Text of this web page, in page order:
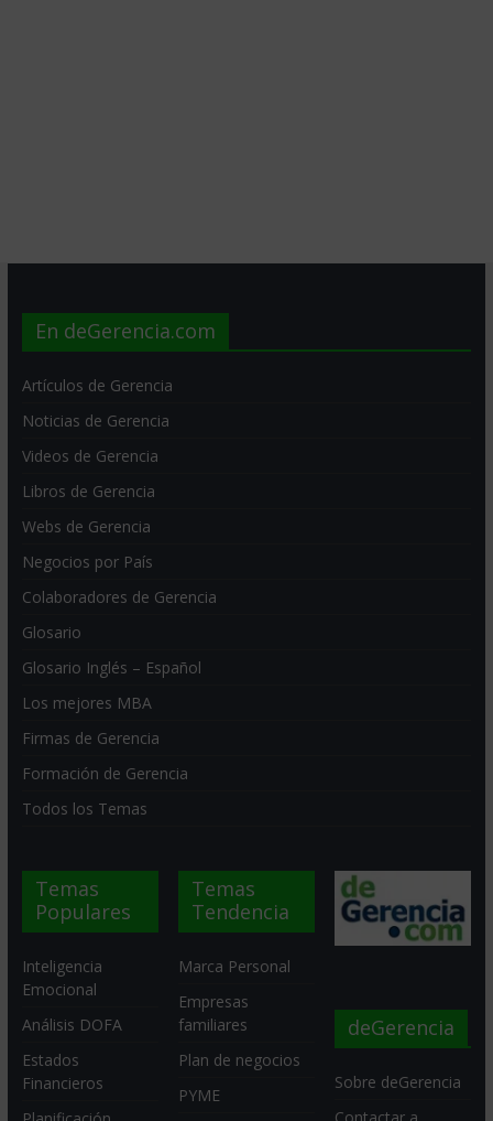
En deGerencia.com
Artículos de Gerencia
Noticias de Gerencia
Videos de Gerencia
Libros de Gerencia
Webs de Gerencia
Negocios por País
Colaboradores de Gerencia
Glosario
Glosario Inglés – Español
Los mejores MBA
Firmas de Gerencia
Formación de Gerencia
Todos los Temas
Temas
Populares
Inteligencia
Emocional
Análisis DOFA
Estados
Financieros
Temas
Tendencia
Marca Personal
Empresas
familiares
Plan de negocios
PYME
deGerencia
Sobre deGerencia
Contactar a